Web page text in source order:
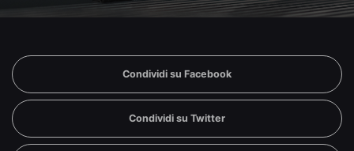
Condividi su Facebook
Condividi su Twitter